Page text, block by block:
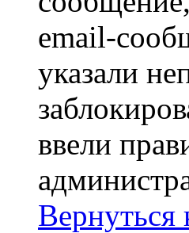
email-
указали
ввели
Вернуться